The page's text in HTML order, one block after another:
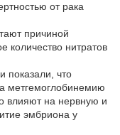
от рака
причиной
количество нитратов
показали, что
метгемоглобинемию
влияют на нервную и
эмбриона у